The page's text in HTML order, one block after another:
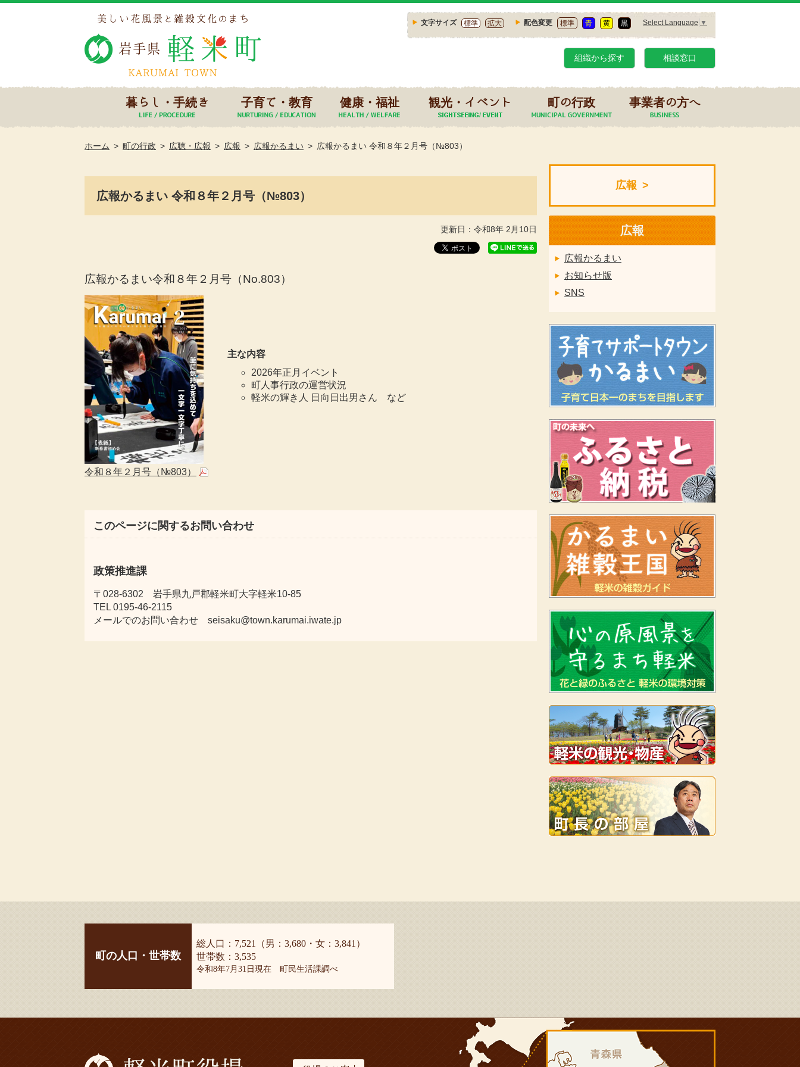
文字サイズ 標準 拡大 配色変更 標準 青 黄 黒 Select Language ▼
組織から探す 相談窓口
暮らし・手続き 子育て・教育 健康・福祉 観光・イベント 町の行政 事業者の方へ
ホーム 町の行政 広聴・広報 広報 広報かるまい 広報かるまい 令和８年２月号（№803）
広報かるまい 令和８年２月号（№803）
更新日：令和8年 2月10日
広報かるまい令和８年２月号（No.803）
主な内容
2026年正月イベント
町人事行政の運営状況
軽米の輝き人 日向日出男さん など
令和８年２月号（№803）
このページに関するお問い合わせ
政策推進課
〒028-6302 岩手県九戸郡軽米町大字軽米10-85
TEL 0195-46-2115
メールでのお問い合わせ seisaku@town.karumai.iwate.jp
広報
広報
広報かるまい
お知らせ版
SNS
町の人口・世帯数
総人口：7,521（男：3,680・女：3,841）
世帯数：3,535
令和8年7月31日現在 町民生活課調べ